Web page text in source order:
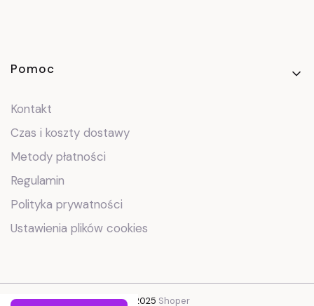
Linki w stopce
Pomoc
Kontakt
Czas i koszty dostawy
Metody płatności
Regulamin
Polityka prywatności
Ustawienia plików cookies
© 2025 Shoper